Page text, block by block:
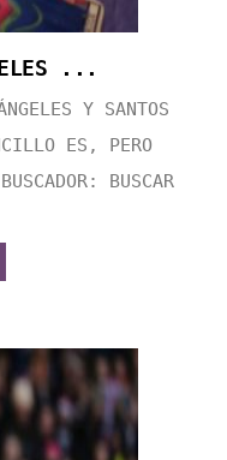
...
Y SANTOS
ES, PERO
BUSCAR